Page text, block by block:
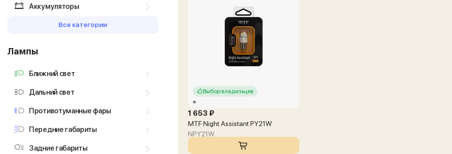
Аккумуляторы
Все категории
Лампы
Ближний свет
Дальний свет
Противотуманные фары
Передние габариты
Задние габариты
Выбор владельцев
1 653 ₽
MTF Night Assistant PY21W
NPY21W